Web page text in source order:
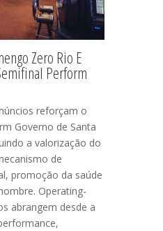
Zero Rio E
Perform
reforçam o
Governo de Santa
a valorização do
de
promoção da saúde
Operating-
abrangem desde a